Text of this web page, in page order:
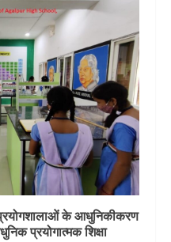
के आधुनिकीकरण
प्रयोगात्मक शिक्षा